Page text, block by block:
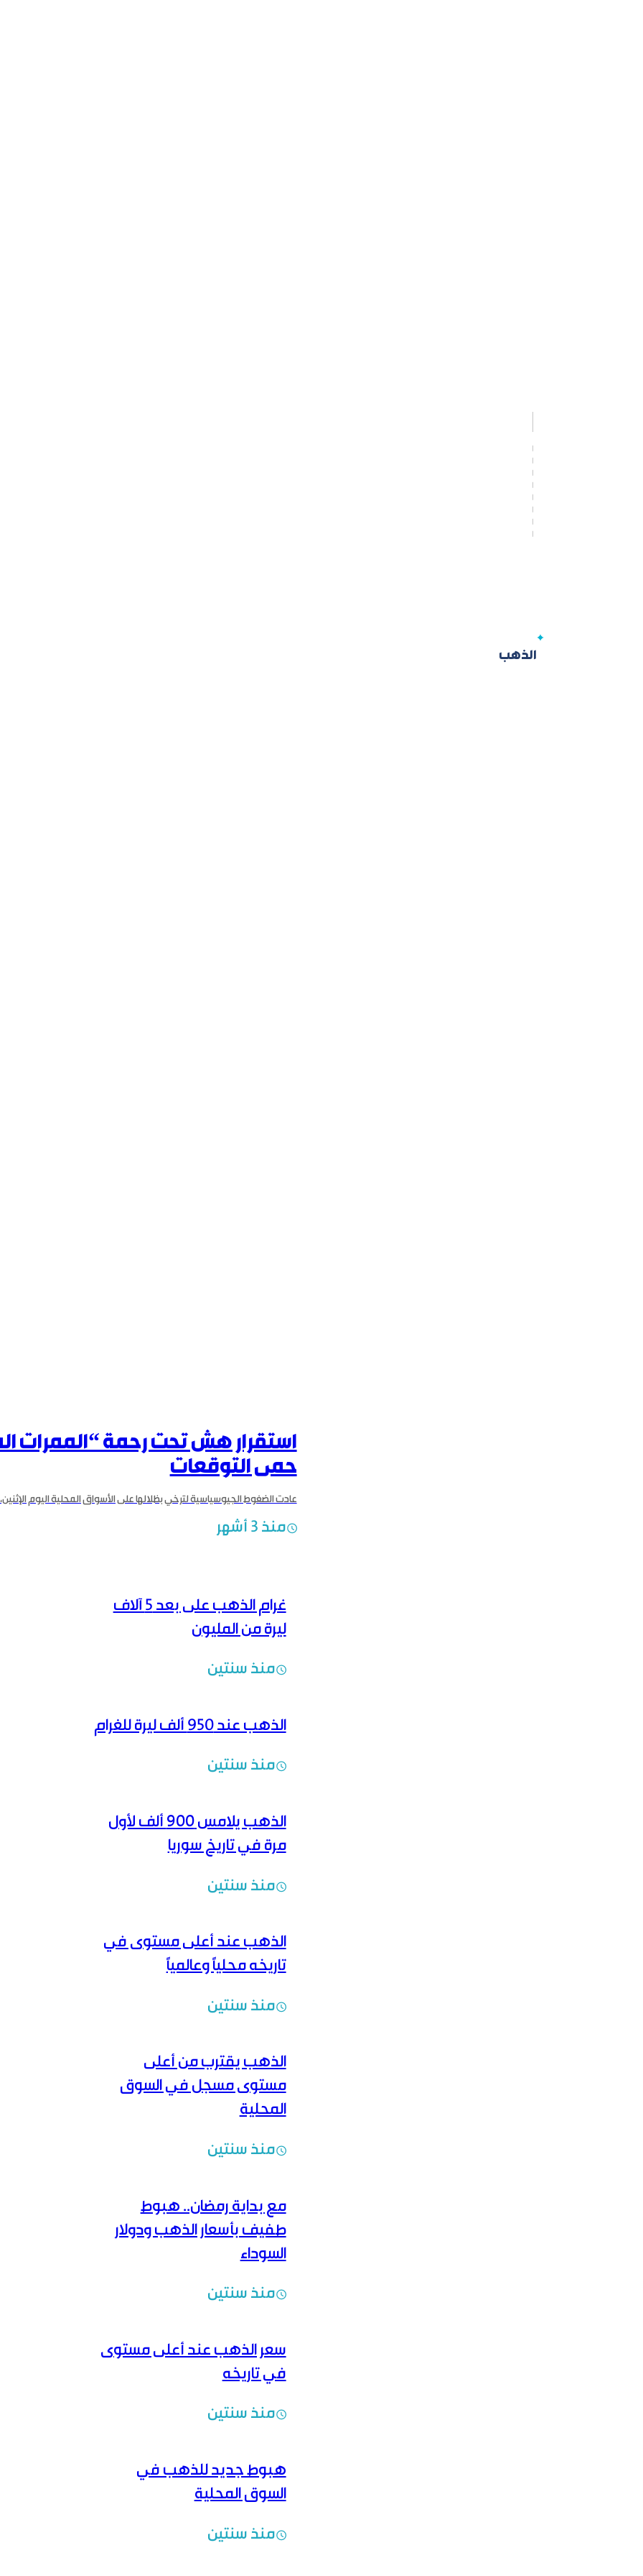
الذهب
استقرار هش تحت رحمة “الممرات
حمى التوقعات
منذ 3 أشهر
غرام الذهب على بعد 5 آلاف
ليرة من المليون
منذ سنتين
الذهب عند 950 ألف ليرة للغرام
منذ سنتين
الذهب يلامس ٩٠٠ ألف لأول
مرة في تاريخ سوريا
منذ سنتين
الذهب عند أعلى مستوى في
تاريخه محلياً وعالمياً
منذ سنتين
الذهب يقترب من أعلى
مستوى مسجل في السوق
المحلية
منذ سنتين
مع بداية رمضان.. هبوط
طفيف بأسعار الذهب ودولار
السوداء
منذ سنتين
سعر الذهب عند أعلى مستوى
في تاريخه
منذ سنتين
هبوط جديد للذهب في
السوق المحلية
منذ سنتين